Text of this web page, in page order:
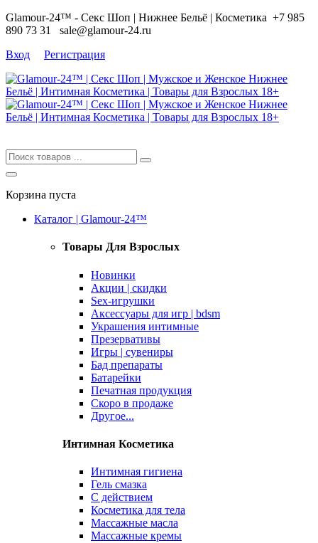
Glamour-24™ - Секс Шоп | Нижнее Бельё | Косметика +7 985
890 73 31 sale@glamour-24.ru
Вход
Регистрация
Корзина пуста
Каталог | Glamour-24™
Товары Для Взрослых
Новинки
Акции | скидки
Sex-игрушки
Аксессуары для игр | bdsm
Украшения интимные
Презервативы
Игры | сувениры
Бад препараты
Батарейки
Печатная продукция
Скоро в продаже
Другое...
Интимная Косметика
Интимная гигиена
Гель смазка
С действием
Косметика для тела
Массажные масла
Массажные кремы